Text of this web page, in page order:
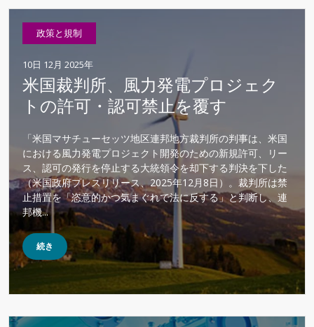
政策と規制
10日 12月 2025年
米国裁判所、風力発電プロジェク
トの許可・認可禁止を覆す
「米国マサチューセッツ地区連邦地方裁判所の判事は、米国
における風力発電プロジェクト開発のための新規許可、リー
ス、認可の発行を停止する大統領令を却下する判決を下した
（米国政府プレスリリース、2025年12月8日）。裁判所は禁
止措置を「恣意的かつ気まぐれで法に反する」と判断し、連
邦機...
続き